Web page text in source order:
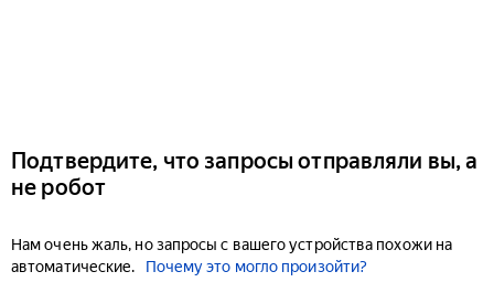
Подтвердите, что запросы отправляли вы, а
не робот
Нам очень жаль, но запросы с вашего устройства похожи на
автоматические.
Почему это могло произойти?